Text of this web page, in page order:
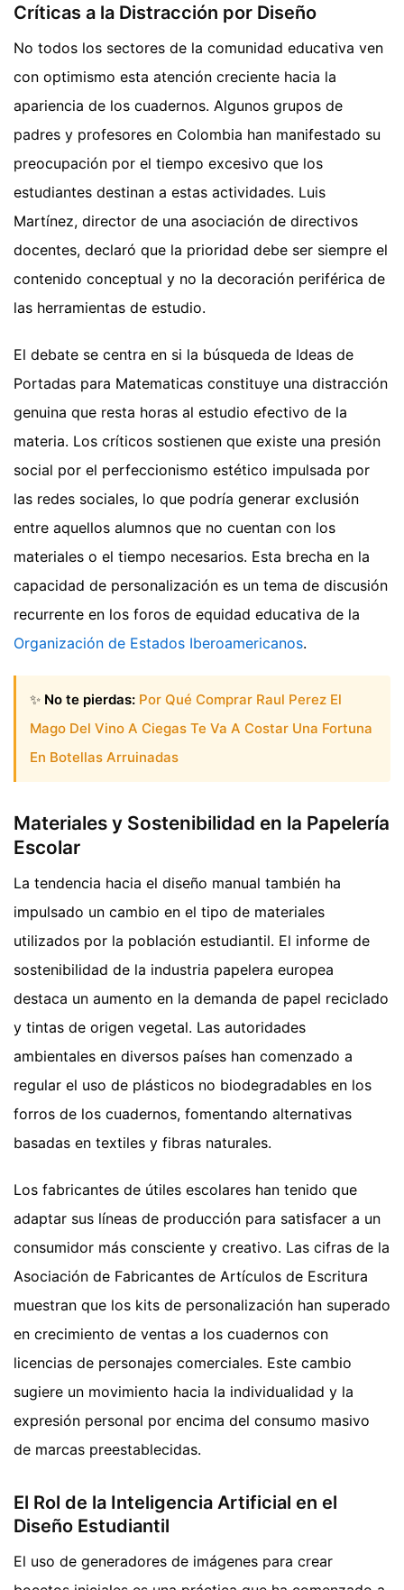
Críticas a la Distracción por Diseño
No todos los sectores de la comunidad educativa ven
con optimismo esta atención creciente hacia la
apariencia de los cuadernos. Algunos grupos de
padres y profesores en Colombia han manifestado su
preocupación por el tiempo excesivo que los
estudiantes destinan a estas actividades. Luis
Martínez, director de una asociación de directivos
docentes, declaró que la prioridad debe ser siempre el
contenido conceptual y no la decoración periférica de
las herramientas de estudio.
El debate se centra en si la búsqueda de Ideas de
Portadas para Matematicas constituye una distracción
genuina que resta horas al estudio efectivo de la
materia. Los críticos sostienen que existe una presión
social por el perfeccionismo estético impulsada por
las redes sociales, lo que podría generar exclusión
entre aquellos alumnos que no cuentan con los
materiales o el tiempo necesarios. Esta brecha en la
capacidad de personalización es un tema de discusión
recurrente en los foros de equidad educativa de la
Organización de Estados Iberoamericanos.
✨ No te pierdas: Por Qué Comprar Raul Perez El
Mago Del Vino A Ciegas Te Va A Costar Una Fortuna
En Botellas Arruinadas
Materiales y Sostenibilidad en la Papelería
Escolar
La tendencia hacia el diseño manual también ha
impulsado un cambio en el tipo de materiales
utilizados por la población estudiantil. El informe de
sostenibilidad de la industria papelera europea
destaca un aumento en la demanda de papel reciclado
y tintas de origen vegetal. Las autoridades
ambientales en diversos países han comenzado a
regular el uso de plásticos no biodegradables en los
forros de los cuadernos, fomentando alternativas
basadas en textiles y fibras naturales.
Los fabricantes de útiles escolares han tenido que
adaptar sus líneas de producción para satisfacer a un
consumidor más consciente y creativo. Las cifras de la
Asociación de Fabricantes de Artículos de Escritura
muestran que los kits de personalización han superado
en crecimiento de ventas a los cuadernos con
licencias de personajes comerciales. Este cambio
sugiere un movimiento hacia la individualidad y la
expresión personal por encima del consumo masivo
de marcas preestablecidas.
El Rol de la Inteligencia Artificial en el
Diseño Estudiantil
El uso de generadores de imágenes para crear